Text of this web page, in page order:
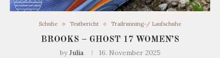
Schuhe Testbericht Trailrunning-/ Laufschuhe
BROOKS – GHOST 17 WOMEN’S
byJulia 16. November 2025